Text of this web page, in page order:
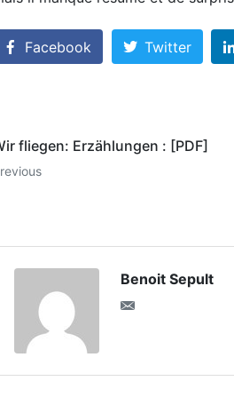
Facebook Twitter
fliegen: Erzählungen : [PDF]
Benoit Sepult